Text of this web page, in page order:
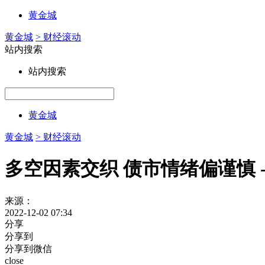
黄金城
黄金城 > 财经滚动
站内搜索
站内搜索
黄金城
黄金城 > 财经滚动
多空因素交织 债市情绪偏谨慎
来源：
2022-12-02 07:34
分享
分享到
分享到微信
close